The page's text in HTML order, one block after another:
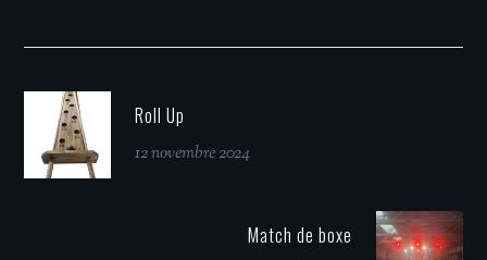
Roll Up
12 novembre 2024
Match de boxe